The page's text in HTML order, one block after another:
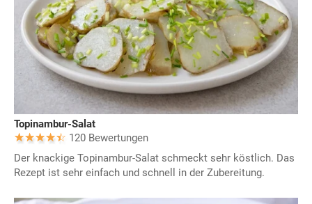
Topinambur-Salat
120 Bewertungen
Der knackige Topinambur-Salat schmeckt sehr köstlich. Das
Rezept ist sehr einfach und schnell in der Zubereitung.